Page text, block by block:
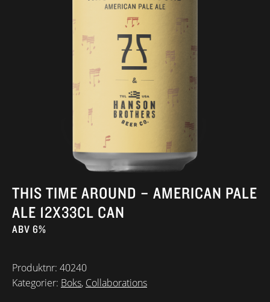
THIS TIME AROUND – AMERICAN PALE
ALE 12X33CL CAN
ABV 6%
Produktnr: 40240
Kategorier: Boks, Collaborations